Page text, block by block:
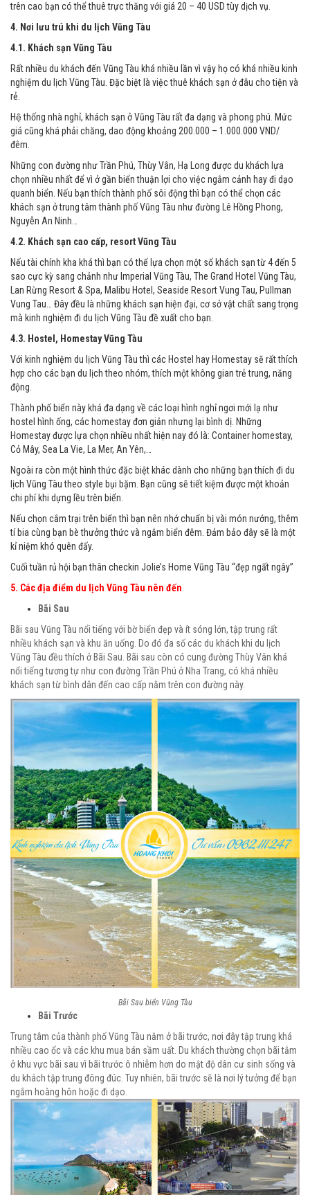
trên cao bạn có thể thuê trực thăng với giá 20 – 40 USD tùy dịch vụ.
4. Nơi lưu trú khi du lịch Vũng Tàu
4.1. Khách sạn Vũng Tàu
Rất nhiều du khách đến Vũng Tàu khá nhiều lần vì vậy họ có khá nhiều kinh
nghiệm du lịch Vũng Tàu. Đặc biệt là việc thuê khách sạn ở đâu cho tiện và
rẻ.
Hệ thống nhà nghỉ, khách sạn ở Vũng Tàu rất đa dạng và phong phú. Mức
giá cũng khá phải chăng, dao động khoảng 200.000 – 1.000.000 VND/
đêm.
Những con đường như Trần Phú, Thùy Vân, Hạ Long được du khách lựa
chọn nhiều nhất để vì ở gần biển thuận lợi cho việc ngắm cảnh hay đi dạo
quanh biển. Nếu bạn thích thành phố sôi động thì bạn có thể chọn các
khách sạn ở trung tâm thành phố Vũng Tàu như đường Lê Hồng Phong,
Nguyễn An Ninh…
4.2. Khách sạn cao cấp, resort Vũng Tàu
Nếu tài chính kha khá thì bạn có thể lựa chọn một số khách sạn từ 4 đến 5
sao cực kỳ sang chảnh như Imperial Vũng Tàu, The Grand Hotel Vũng Tàu,
Lan Rừng Resort & Spa, Malibu Hotel, Seaside Resort Vung Tau, Pullman
Vung Tau… Đây đều là những khách sạn hiện đại, cơ sở vật chất sang trọng
mà kinh nghiệm đi du lịch Vũng Tàu đề xuất cho bạn.
4.3. Hostel, Homestay Vũng Tàu
Với kinh nghiệm du lịch Vũng Tàu thì các Hostel hay Homestay sẽ rất thích
hợp cho các bạn du lịch theo nhóm, thích một không gian trẻ trung, năng
động.
Thành phố biển này khá đa dạng về các loại hình nghỉ ngơi mới lạ như
hostel hình ống, các homestay đơn giản nhưng lại bình dị. Những
Homestay được lựa chọn nhiều nhất hiện nay đó là: Container homestay,
Cỏ Mây, Sea La Vie, La Mer, An Yên,…
Ngoài ra còn một hình thức đặc biệt khác dành cho những bạn thích đi du
lịch Vũng Tàu theo style bụi bặm. Bạn cũng sẽ tiết kiệm được một khoản
chi phí khi dựng lều trên biển.
Nếu chọn cắm trại trên biển thì bạn nên nhớ chuẩn bị vài món nướng, thêm
tí bia cùng bạn bè thưởng thức và ngắm biển đêm. Đảm bảo đây sẽ là một
kỉ niệm khó quên đấy.
Cuối tuần rủ hội bạn thân checkin Jolie’s Home Vũng Tàu “đẹp ngất ngây”
5. Các địa điểm du lịch Vũng Tàu nên đến
Bãi Sau
Bãi sau Vũng Tàu nổi tiếng với bờ biển đẹp và ít sóng lớn, tập trung rất
nhiều khách sạn và khu ăn uống. Do đó đa số các du khách khi du lịch
Vũng Tàu đều thích ở Bãi Sau. Bãi sau còn có cung đường Thùy Vân khá
nổi tiếng tương tự như con đường Trần Phú ở Nha Trang, có khá nhiều
khách sạn từ bình dân đến cao cấp nằm trên con đường này.
Bãi Sau biển Vũng Tàu
Bãi Trước
Trung tâm của thành phố Vũng Tàu nằm ở bãi trước, nơi đây tập trung khá
nhiều cao ốc và các khu mua bán sầm uất. Du khách thường chọn bãi tắm
ở khu vực bãi sau vì bãi trước ô nhiễm hơn do mật độ dân cư sinh sống và
du khách tập trung đông đúc. Tuy nhiên, bãi trước sẽ là nơi lý tưởng để bạn
ngắm hoàng hôn hoặc đi dạo.